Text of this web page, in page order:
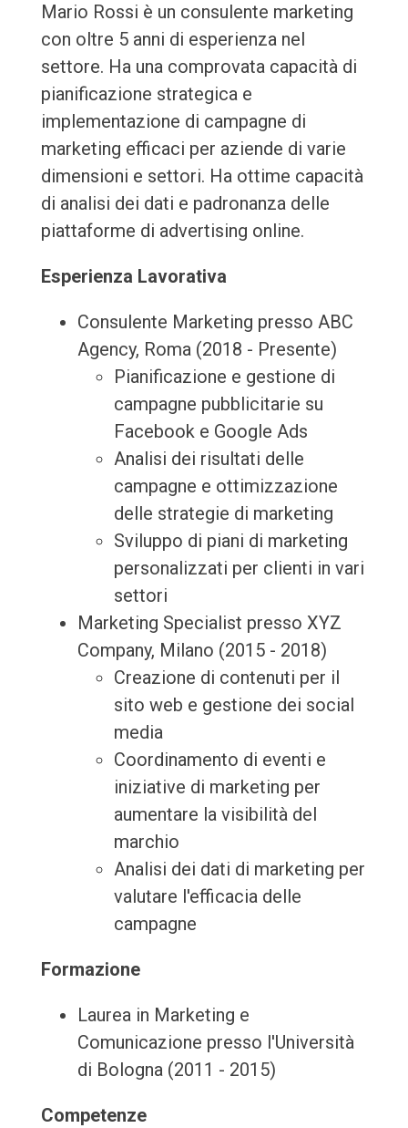
Mario Rossi è un consulente marketing
con oltre 5 anni di esperienza nel
settore. Ha una comprovata capacità di
pianificazione strategica e
implementazione di campagne di
marketing efficaci per aziende di varie
dimensioni e settori. Ha ottime capacità
di analisi dei dati e padronanza delle
piattaforme di advertising online.
Esperienza Lavorativa
Consulente Marketing presso ABC
Agency, Roma (2018 - Presente)
Pianificazione e gestione di
campagne pubblicitarie su
Facebook e Google Ads
Analisi dei risultati delle
campagne e ottimizzazione
delle strategie di marketing
Sviluppo di piani di marketing
personalizzati per clienti in vari
settori
Marketing Specialist presso XYZ
Company, Milano (2015 - 2018)
Creazione di contenuti per il
sito web e gestione dei social
media
Coordinamento di eventi e
iniziative di marketing per
aumentare la visibilità del
marchio
Analisi dei dati di marketing per
valutare l'efficacia delle
campagne
Formazione
Laurea in Marketing e
Comunicazione presso l'Università
di Bologna (2011 - 2015)
Competenze